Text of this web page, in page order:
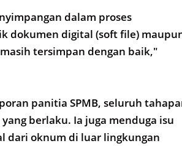
dalam proses
dokumen digital (soft file)
tersimpan dengan baik,"
panitia SPMB, seluruh
berlaku. Ia juga menduga isu
dari oknum di luar lingkungan